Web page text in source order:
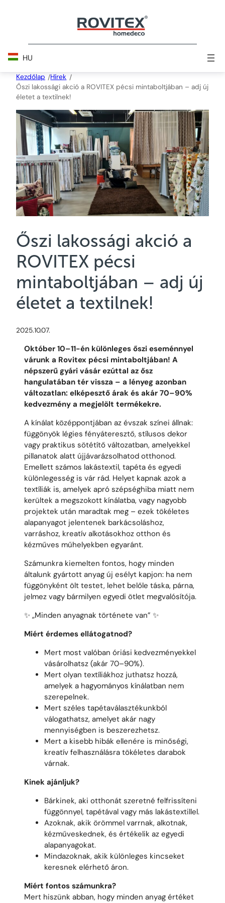
HU
Kezdőlap /Hírek /
Őszi lakossági akció a ROVITEX pécsi mintaboltjában – adj új
életet a textilnek!
Őszi lakossági akció a
ROVITEX pécsi
mintaboltjában – adj új
életet a textilnek!
2025.10.07.
Október 10–11-én különleges őszi eseménnyel
várunk a Rovitex pécsi mintaboltjában! A
népszerű gyári vásár ezúttal az ősz
hangulatában tér vissza – a lényeg azonban
változatlan: elképesztő árak és akár 70–90%
kedvezmény a megjelölt termékekre.
A kínálat középpontjában az évszak színei állnak:
függönyök légies fényáteresztő, stílusos dekor
vagy praktikus sötétítő változatban, amelyekkel
pillanatok alatt újjávarázsolhatod otthonod.
Emellett számos lakástextil, tapéta és egyedi
különlegesség is vár rád. Helyet kapnak azok a
textíliák is, amelyek apró szépséghiba miatt nem
kerültek a megszokott kínálatba, vagy nagyobb
projektek után maradtak meg – ezek tökéletes
alapanyagot jelentenek barkácsoláshoz,
varráshoz, kreatív alkotásokhoz otthon és
kézműves műhelyekben egyaránt.
Számunkra kiemelten fontos, hogy minden
általunk gyártott anyag új esélyt kapjon: ha nem
függönyként ölt testet, lehet belőle táska, párna,
jelmez vagy bármilyen egyedi ötlet megvalósítója.
✨ „Minden anyagnak története van” ✨
Miért érdemes ellátogatnod?
Mert most valóban óriási kedvezményekkel
vásárolhatsz (akár 70–90%).
Mert olyan textíliákhoz juthatsz hozzá,
amelyek a hagyományos kínálatban nem
szerepelnek.
Mert széles tapétaválasztékunkból
válogathatsz, amelyet akár nagy
mennyiségben is beszerezhetsz.
Mert a kisebb hibák ellenére is minőségi,
kreatív felhasználásra tökéletes darabok
várnak.
Kinek ajánljuk?
Bárkinek, aki otthonát szeretné felfrissíteni
függönnyel, tapétával vagy más lakástextillel.
Azoknak, akik örömmel varrnak, alkotnak,
kézműveskednek, és értékelik az egyedi
alapanyagokat.
Mindazoknak, akik különleges kincseket
keresnek elérhető áron.
Miért fontos számunkra?
Mert hiszünk abban, hogy minden anyag értéket